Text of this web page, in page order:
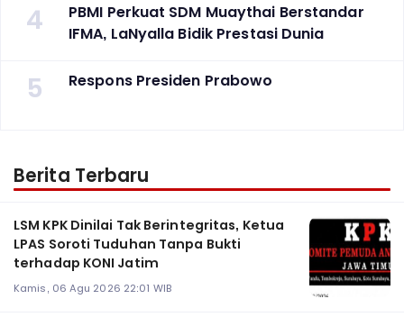
4
PBMI Perkuat SDM Muaythai Berstandar
IFMA, LaNyalla Bidik Prestasi Dunia
5 Respons Presiden Prabowo
Berita Terbaru
LSM KPK Dinilai Tak Berintegritas, Ketua
LPAS Soroti Tuduhan Tanpa Bukti
terhadap KONI Jatim
Kamis, 06 Agu 2026 22:01 WIB